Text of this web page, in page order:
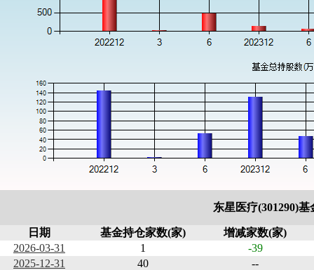
东星医疗(301290)
日期 基金持仓家数(家)
增减家数(家)
2026-03-31
1
-39
2025-12-31
40
--